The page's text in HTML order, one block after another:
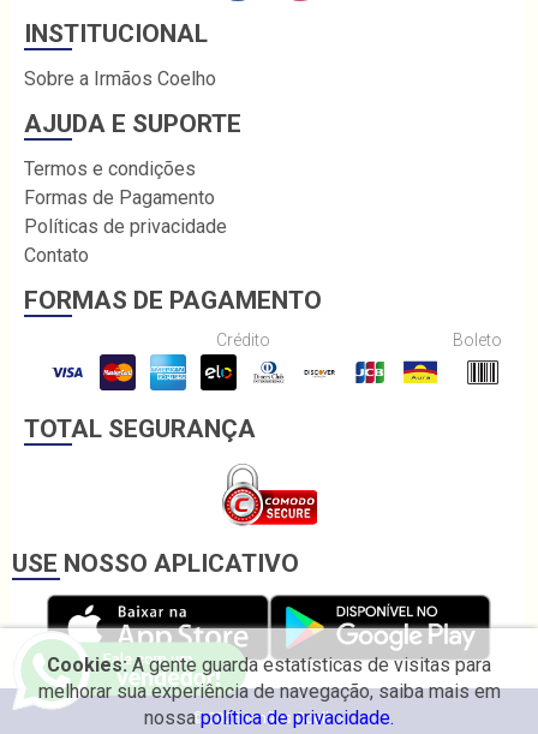
INSTITUCIONAL
Sobre a Irmãos Coelho
AJUDA E SUPORTE
Termos e condições
Formas de Pagamento
Políticas de privacidade
Contato
FORMAS DE PAGAMENTO
Crédito Boleto
TOTAL SEGURANÇA
USE NOSSO APLICATIVO
Cookies:A gente guarda estatísticas de visitas para
melhorar sua experiência de navegação, saiba mais em
nossapolítica de privacidade.
© 2026 Irmãos Coelho.